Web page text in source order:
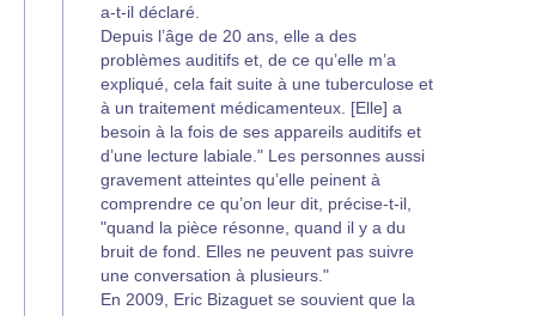
a-t-il déclaré.
Depuis l’âge de 20 ans, elle a des
problèmes auditifs et, de ce qu’elle m’a
expliqué, cela fait suite à une tuberculose et
à un traitement médicamenteux. [Elle] a
besoin à la fois de ses appareils auditifs et
d’une lecture labiale." Les personnes aussi
gravement atteintes qu’elle peinent à
comprendre ce qu’on leur dit, précise-t-il,
"quand la pièce résonne, quand il y a du
bruit de fond. Elles ne peuvent pas suivre
une conversation à plusieurs."
En 2009, Eric Bizaguet se souvient que la